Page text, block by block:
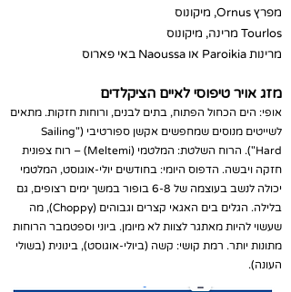
מפרץ Ornus, מיקונוס
Tourlos מרינה, מיקונוס
מרינות Paroikia או Naoussa באי פארוס
מזג אויר טיפוסי לאיים הציקלדים
אופי: הים הכחול הפתוח, בתים לבנים, ורוחות חזקות. מתאים
לשייטים מנוסים שמחפשים אקשן ספורטיבי ("Sailing
Hard"). הרוח השלטת: המלטמי (Meltemi) – רוח צפונית
חזקה ויבשה. הדפוס היומי: בחודשים יולי-אוגוסט, המלטמי
יכולה לנשב בעוצמה של 6-8 בופור במשך ימים רצופים, גם
בלילה. הגלים בים האגאי קצרים וגבוהים (Choppy), מה
שעשוי להיות מאתגר לצוות לא מיומן. ביוני וספטמבר הרוחות
מתונות יותר. רמת קושי: קשה (ביולי-אוגוסט), בינונית (בשולי
העונה).